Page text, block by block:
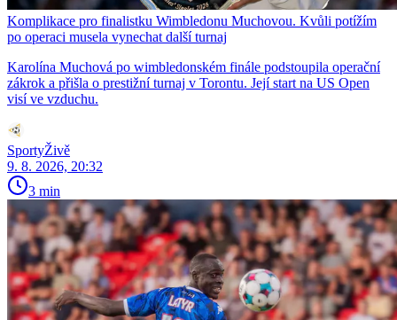
Komplikace pro finalistku Wimbledonu Muchovou. Kvůli potížím
po operaci musela vynechat další turnaj
Karolína Muchová po wimbledonském finále podstoupila operační
zákrok a přišla o prestižní turnaj v Torontu. Její start na US Open
visí ve vzduchu.
SportyŽivě
9. 8. 2026, 20:32
3 min